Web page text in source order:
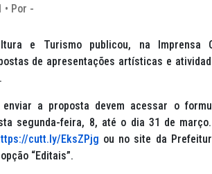
• Por -
e Turismo publicou, na Imprensa
de apresentações artísticas e
a proposta devem acessar o
segunda-feira, 8, até o dia 31 de
cutt.ly/EksZPjg ou no site da
“Editais”.